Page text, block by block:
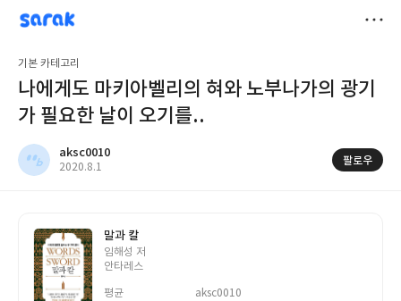
sarak
aksc0010
기본 카테고리
나에게도 마키아벨리의 혀와 노부나가의 광기
가 필요한 날이 오기를..
aksc0010
작
2020.8.1
팔로우
말과 칼
글
쓴
임해성 저
안타레스
평균
aksc0010